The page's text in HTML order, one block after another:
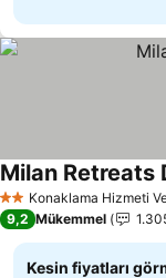
2 YıldızKonaklama Hizmeti
Milan Retreats
9,2 Mükemmel
Kesin fiyatları